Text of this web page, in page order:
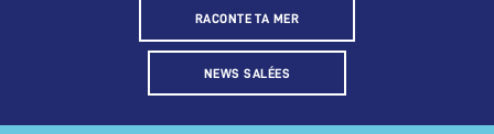
RACONTE TA MER
NEWS SALÉES